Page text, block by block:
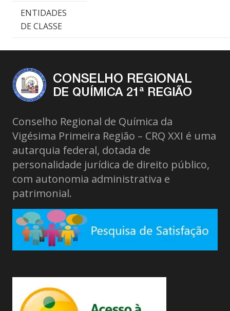
ENTIDADES
DE CLASSE
Conselho Regional de Química da
Vigésima Primeira Região – CRQ XXI é uma
autarquia federal, dotada de
personalidade jurídica de direito público,
com autonomia administrativa e
patrimonial.